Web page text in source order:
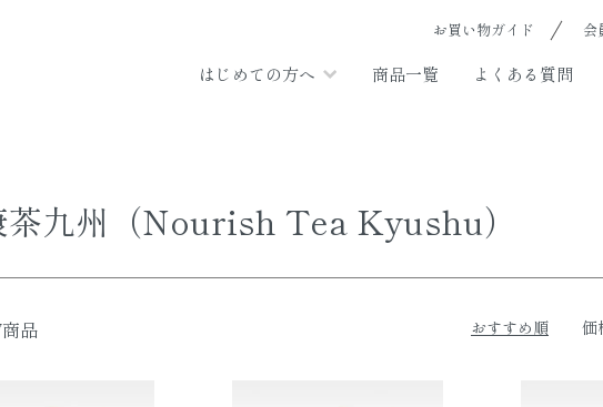
お買い物ガイド 会
はじめての方へ 商品一覧 よくある質問
茶九州（Nourish Tea Kyushu）
品 おすすめ順 価